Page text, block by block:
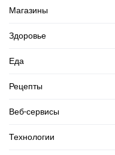
Магазины
Здоровье
Еда
Рецепты
Веб-сервисы
Технологии